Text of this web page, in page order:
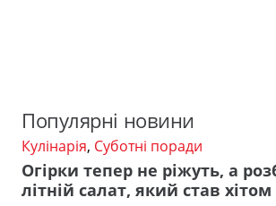
Популярні новини
Кулінарія, Суботні поради
Огірки тепер не ріжуть, а
літній салат, який став